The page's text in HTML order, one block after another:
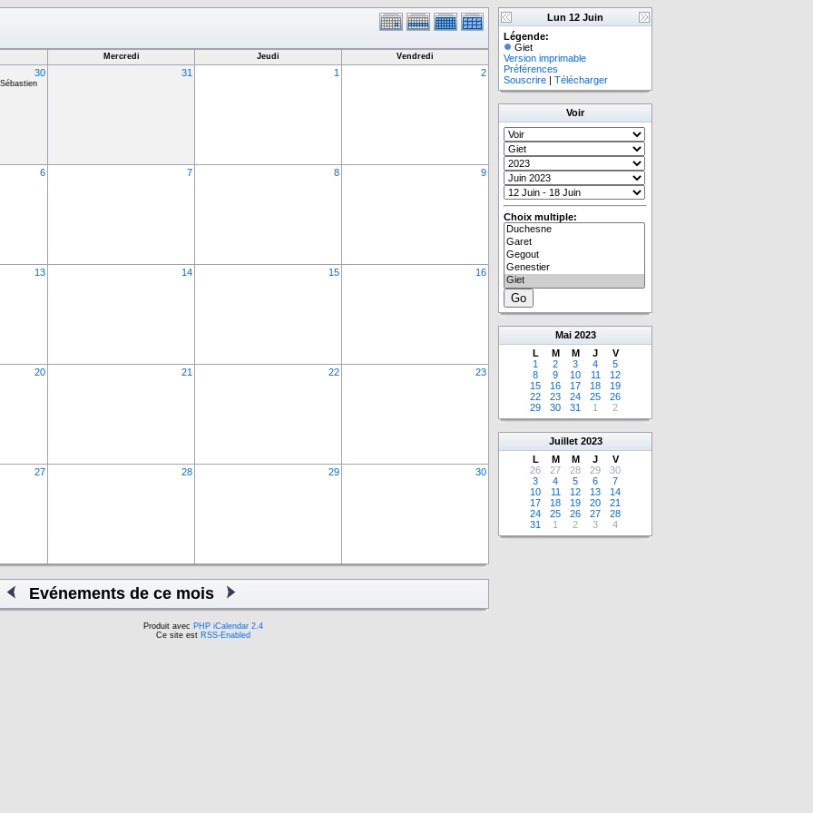
Mercredi Jeudi Vendredi
30 31 1 2
6 7 8 9
13 14 15 16
20 21 22 23
27 28 29 30
Evénements de ce mois
Lun 12 Juin
Légende:
Giet
Version imprimable
Préférences
Souscrire | Télécharger
Voir
Choix multiple:
Mai 2023
L
M M J
V
1
2 3 4
5
8
9 10 11
12
15
16 17 18
19
22
23 24 25
26
29
30 31 1 2
Juillet 2023
L
M M J
V
26
27 28 29
30
3
4 5 6
7
10
11 12 13
14
17
18 19 20
21
24
25 26 27
28
31
1 2 3 4
Produit avec PHP iCalendar 2.4
Ce site est RSS-Enabled